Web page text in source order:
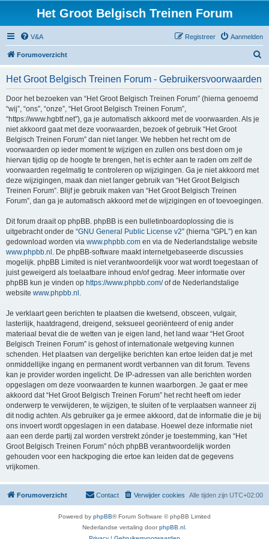
Het Groot Belgisch Treinen Forum
V&A Aanmelden
Registreer
Forumoverzicht
Het Groot Belgisch Treinen Forum - Gebruikersvoorwaarden
Door het bezoeken van “Het Groot Belgisch Treinen Forum” (hierna genoemd
“wij”, “ons”, “onze”, “Het Groot Belgisch Treinen Forum”,
“https://www.hgbtf.net”), ga je automatisch akkoord met de voorwaarden. Als je
niet akkoord gaat met deze voorwaarden, bezoek of gebruik “Het Groot
Belgisch Treinen Forum” dan niet langer. We hebben het recht om de
voorwaarden op ieder moment te wijzigen en zullen ons best doen om je
hiervan tijdig op de hoogte te brengen, het is echter aan te raden om zelf de
voorwaarden regelmatig te controleren op wijzigingen. Ga je niet akkoord met
deze wijzigingen, maak dan niet langer gebruik van “Het Groot Belgisch
Treinen Forum”. Blijf je gebruik maken van “Het Groot Belgisch Treinen
Forum”, dan ga je automatisch akkoord met de wijzigingen en of toevoegingen.
Dit forum draait op phpBB. phpBB is een bulletinboardoplossing die is
uitgebracht onder de “GNU General Public License v2” (hierna “GPL”) en kan
gedownload worden via www.phpbb.com en via de Nederlandstalige website
www.phpbb.nl . De phpBB-software maakt internetgebaseerde discussies
mogelijk. phpBB Limited is niet verantwoordelijk voor wat wordt toegestaan of
juist geweigerd als toelaatbare inhoud en/of gedrag. Meer informatie over
phpBB kun je vinden op https://www.phpbb.com/of de Nederlandstalige
website www.phpbb.nl .
Je verklaart geen berichten te plaatsen die kwetsend, obsceen, vulgair,
lasterlijk, haatdragend, dreigend, seksueel georiënteerd of enig ander
materiaal bevat die de wetten van je eigen land, het land waar “Het Groot
Belgisch Treinen Forum” is gehost of internationale wetgeving kunnen
schenden. Het plaatsen van dergelijke berichten kan ertoe leiden dat je met
onmiddellijke ingang en permanent wordt verbannen van dit forum. Tevens
kan je provider worden ingelicht. De IP-adressen van alle berichten worden
opgeslagen om deze voorwaarden te kunnen waarborgen. Je gaat er mee
akkoord dat “Het Groot Belgisch Treinen Forum” het recht heeft om ieder
onderwerp te verwijderen, te wijzigen, te sluiten of te verplaatsen wanneer zij
dit nodig achten. Als gebruiker ga je ermee akkoord, dat de informatie die je bij
ons invoert wordt opgeslagen in een database. Hoewel deze informatie niet
aan een derde partij zal worden verstrekt zónder je toestemming, kan “Het
Groot Belgisch Treinen Forum” nóch phpBB verantwoordelijk worden
gehouden voor een hackpoging die ertoe kan leiden dat de gegevens
vrijkomen.
Forumoverzicht Alle tijden zijn UTC+02:00
Verwijder cookies
Contact
Powered by phpBB® Forum Software © phpBB Limited
Nederlandse vertaling doorphpBB.nl